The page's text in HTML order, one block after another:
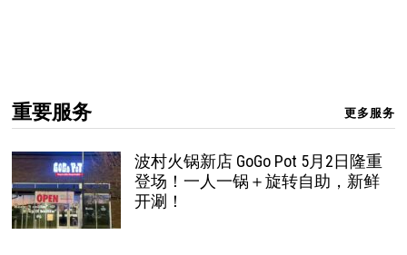
重要服务 更多服务
波村火锅新店 GoGo Pot 5月2日隆重
登场！一人一锅＋旋转自助，新鲜
开涮！